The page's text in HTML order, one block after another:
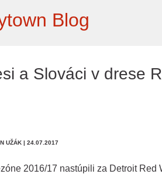
Blog
a Slováci v drese
UŽÁK | 24.07.2017
2016/17 nastúpili za Detroit Red